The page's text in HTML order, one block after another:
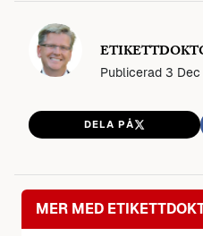
Publicerad 3 Dec
DELA PÅ
MER MED